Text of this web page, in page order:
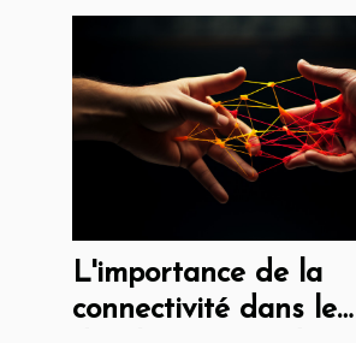
L'importance de la
connectivité dans le